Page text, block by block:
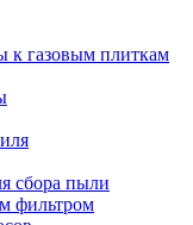
к газовым плиткам
сбора пыли
фильтром